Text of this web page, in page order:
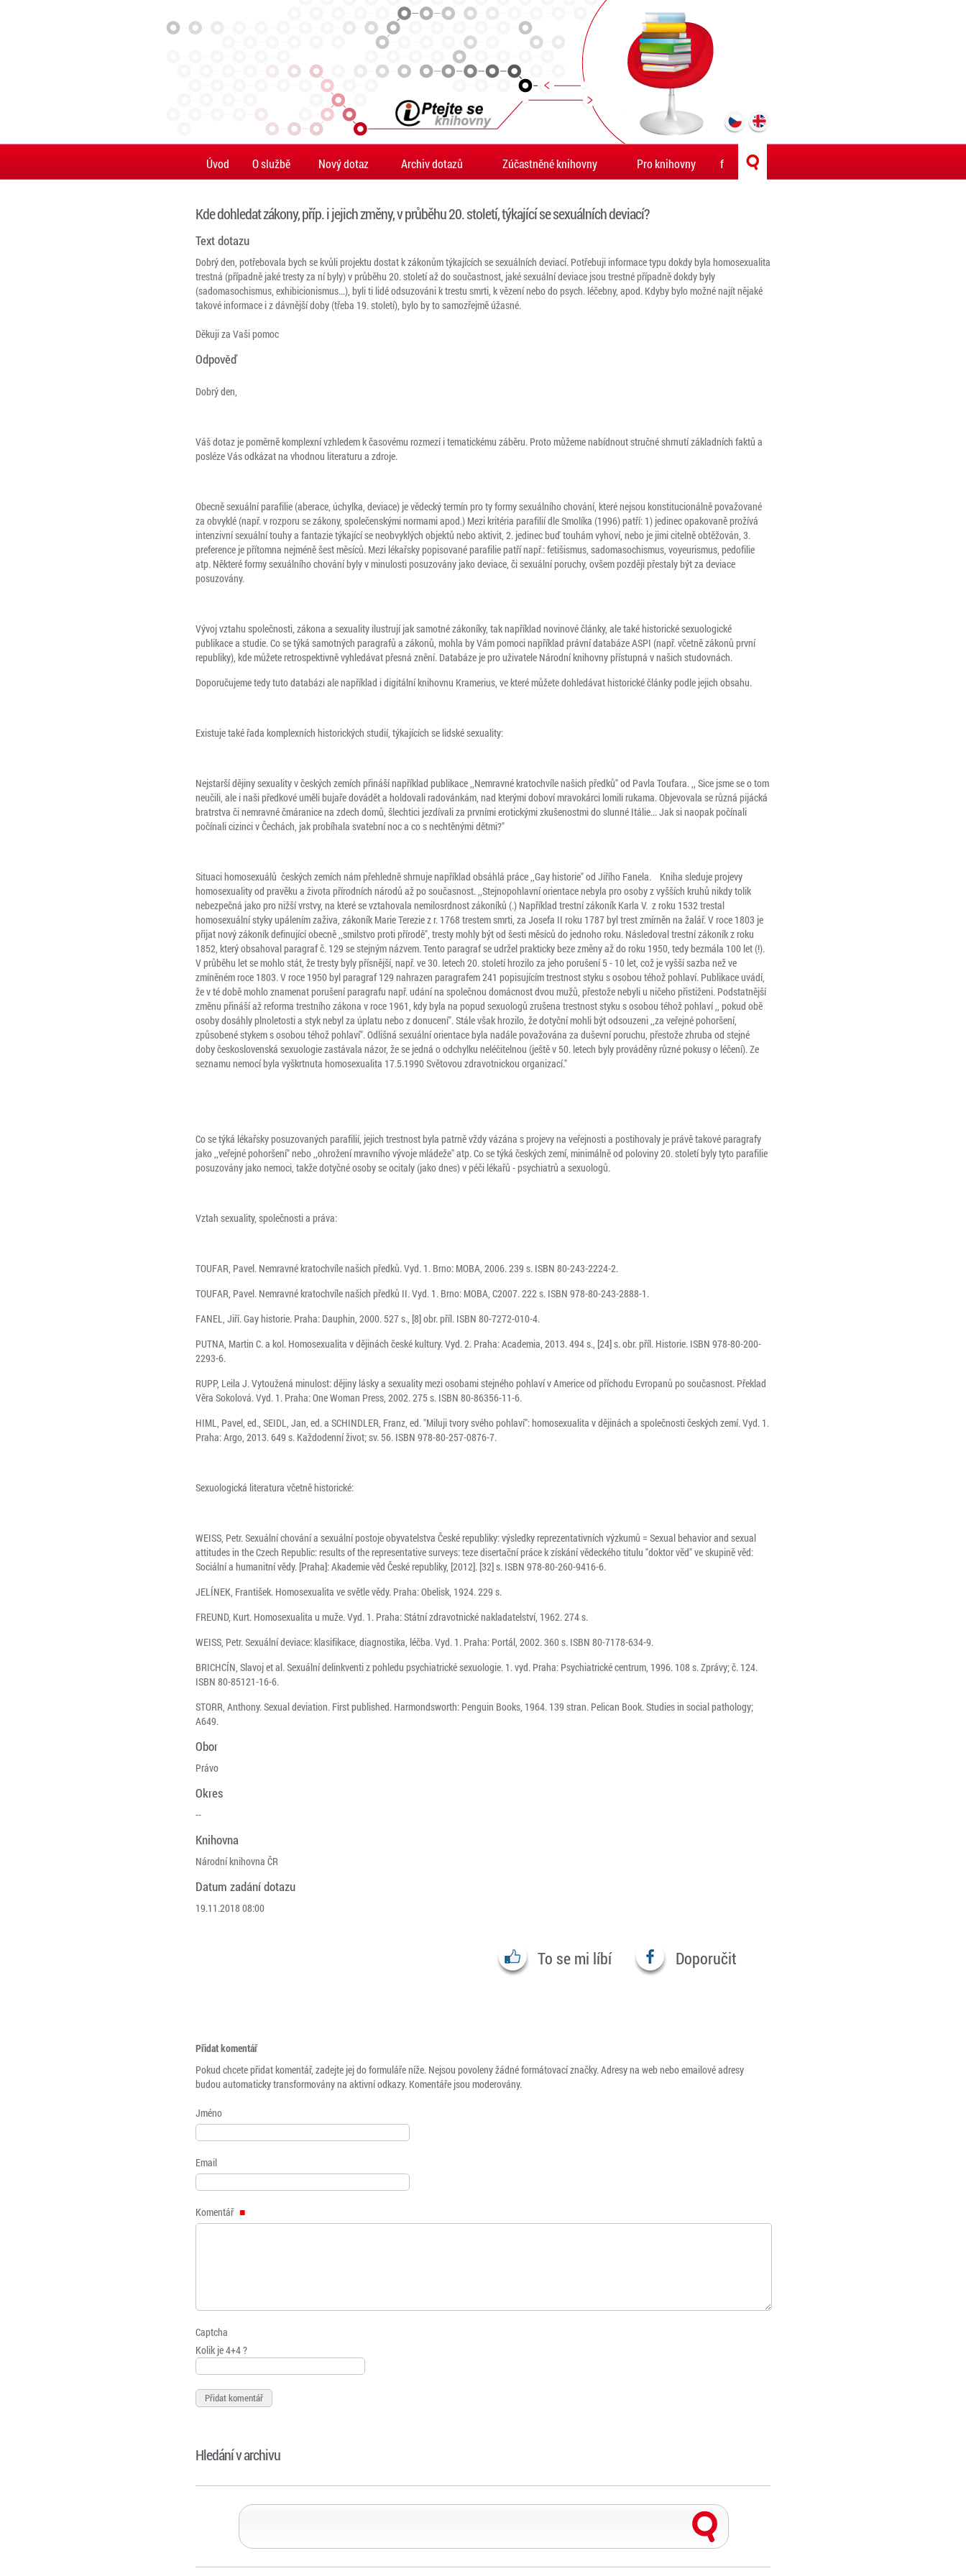
Úvod O službě Nový dotaz Archiv dotazů Zúčastněné knihovny Pro knihovny f
Kde dohledat zákony, příp. i jejich změny, v průběhu 20. století, týkající se sexuálních deviací?
Text dotazu
Dobrý den, potřebovala bych se kvůli projektu dostat k zákonům týkajících se sexuálních deviací. Potřebuji informace typu dokdy byla homosexualita
trestná (případně jaké tresty za ní byly) v průběhu 20. století až do součastnost, jaké sexuální deviace jsou trestné případně dokdy byly
(sadomasochismus, exhibicionismus...), byli ti lidé odsuzováni k trestu smrti, k vězení nebo do psych. léčebny, apod. Kdyby bylo možné najít nějaké
takové informace i z dávnější doby (třeba 19. století), bylo by to samozřejmě úžasné.
Děkuji za Vaši pomoc
Odpověď
Dobrý den,
Váš dotaz je poměrně komplexní vzhledem k časovému rozmezí i tematickému záběru. Proto můžeme nabídnout stručné shrnutí základních faktů a
posléze Vás odkázat na vhodnou literaturu a zdroje.
Obecně sexuální parafilie (aberace, úchylka, deviace) je vědecký termín pro ty formy sexuálního chování, které nejsou konstitucionálně považované
za obvyklé (např. v rozporu se zákony, společenskými normami apod.) Mezi kritéria parafilií dle Smolíka (1996) patří: 1) jedinec opakovaně prožívá
intenzivní sexuální touhy a fantazie týkající se neobvyklých objektů nebo aktivit, 2. jedinec buď touhám vyhoví, nebo je jimi citelně obtěžován, 3.
preference je přítomna nejméně šest měsíců. Mezi lékařsky popisované parafilie patří např.: fetišismus, sadomasochismus, voyeurismus, pedofilie
atp. Některé formy sexuálního chování byly v minulosti posuzovány jako deviace, či sexuální poruchy, ovšem později přestaly být za deviace
posuzovány.
Vývoj vztahu společnosti, zákona a sexuality ilustrují jak samotné zákoníky, tak například novinové články, ale také historické sexuologické
publikace a studie. Co se týká samotných paragrafů a zákonů, mohla by Vám pomoci například právní databáze ASPI (např. včetně zákonů první
republiky), kde můžete retrospektivně vyhledávat přesná znění. Databáze je pro uživatele Národní knihovny přístupná v našich studovnách.
Doporučujeme tedy tuto databázi ale například i digitální knihovnu Kramerius, ve které můžete dohledávat historické články podle jejich obsahu.
Existuje také řada komplexních historických studií, týkajících se lidské sexuality:
Nejstarší dějiny sexuality v českých zemích přináší například publikace ,,Nemravné kratochvíle našich předků" od Pavla Toufara. ,, Sice jsme se o tom
neučili, ale i naši předkové uměli bujaře dovádět a holdovali radovánkám, nad kterými doboví mravokárci lomili rukama. Objevovala se různá pijácká
bratrstva či nemravné čmáranice na zdech domů, šlechtici jezdívali za prvními erotickými zkušenostmi do slunné Itálie... Jak si naopak počínali
počínali cizinci v Čechách, jak probíhala svatební noc a co s nechtěnými dětmi?"
Situaci homosexuálů českých zemích nám přehledně shrnuje například obsáhlá práce ,,Gay historie" od Jiřího Fanela. Kniha sleduje projevy
homosexuality od pravěku a života přírodních národů až po současnost. ,,Stejnopohlavní orientace nebyla pro osoby z vyšších kruhů nikdy tolik
nebezpečná jako pro nižší vrstvy, na které se vztahovala nemilosrdnost zákoníků (.) Například trestní zákoník Karla V. z roku 1532 trestal
homosexuální styky upálením zaživa, zákoník Marie Terezie z r. 1768 trestem smrti, za Josefa II roku 1787 byl trest zmírněn na žalář. V roce 1803 je
přijat nový zákoník definující obecně ,,smilstvo proti přírodě", tresty mohly být od šesti měsíců do jednoho roku. Následoval trestní zákoník z roku
1852, který obsahoval paragraf č. 129 se stejným názvem. Tento paragraf se udržel prakticky beze změny až do roku 1950, tedy bezmála 100 let (!).
V průběhu let se mohlo stát, že tresty byly přísnější, např. ve 30. letech 20. století hrozilo za jeho porušení 5 - 10 let, což je vyšší sazba než ve
zmíněném roce 1803. V roce 1950 byl paragraf 129 nahrazen paragrafem 241 popisujícím trestnost styku s osobou téhož pohlaví. Publikace uvádí,
že v té době mohlo znamenat porušení paragrafu např. udání na společnou domácnost dvou mužů, přestože nebyli u ničeho přistiženi. Podstatnější
změnu přináší až reforma trestního zákona v roce 1961, kdy byla na popud sexuologů zrušena trestnost styku s osobou téhož pohlaví ,, pokud obě
osoby dosáhly plnoletosti a styk nebyl za úplatu nebo z donucení". Stále však hrozilo, že dotyční mohli být odsouzeni ,,za veřejné pohoršení,
způsobené stykem s osobou téhož pohlaví". Odlišná sexuální orientace byla nadále považována za duševní poruchu, přestože zhruba od stejné
doby československá sexuologie zastávala názor, že se jedná o odchylku neléčitelnou (ještě v 50. letech byly prováděny různé pokusy o léčení). Ze
seznamu nemocí byla vyškrtnuta homosexualita 17.5.1990 Světovou zdravotnickou organizací."
Co se týká lékařsky posuzovaných parafilií, jejich trestnost byla patrně vždy vázána s projevy na veřejnosti a postihovaly je právě takové paragrafy
jako ,,veřejné pohoršení" nebo ,,ohrožení mravního vývoje mládeže" atp. Co se týká českých zemí, minimálně od poloviny 20. století byly tyto parafilie
posuzovány jako nemoci, takže dotyčné osoby se ocitaly (jako dnes) v péči lékařů - psychiatrů a sexuologů.
Vztah sexuality, společnosti a práva:
TOUFAR, Pavel. Nemravné kratochvíle našich předků. Vyd. 1. Brno: MOBA, 2006. 239 s. ISBN 80-243-2224-2.
TOUFAR, Pavel. Nemravné kratochvíle našich předků II. Vyd. 1. Brno: MOBA, C2007. 222 s. ISBN 978-80-243-2888-1.
FANEL, Jiří. Gay historie. Praha: Dauphin, 2000. 527 s., [8] obr. příl. ISBN 80-7272-010-4.
PUTNA, Martin C. a kol. Homosexualita v dějinách české kultury. Vyd. 2. Praha: Academia, 2013. 494 s., [24] s. obr. příl. Historie. ISBN 978-80-200-
2293-6.
RUPP, Leila J. Vytoužená minulost: dějiny lásky a sexuality mezi osobami stejného pohlaví v Americe od příchodu Evropanů po současnost. Překlad
Věra Sokolová. Vyd. 1. Praha: One Woman Press, 2002. 275 s. ISBN 80-86356-11-6.
HIML, Pavel, ed., SEIDL, Jan, ed. a SCHINDLER, Franz, ed. "Miluji tvory svého pohlaví": homosexualita v dějinách a společnosti českých zemí. Vyd. 1.
Praha: Argo, 2013. 649 s. Každodenní život; sv. 56. ISBN 978-80-257-0876-7.
Sexuologická literatura včetně historické:
WEISS, Petr. Sexuální chování a sexuální postoje obyvatelstva České republiky: výsledky reprezentativních výzkumů = Sexual behavior and sexual
attitudes in the Czech Republic: results of the representative surveys: teze disertační práce k získání vědeckého titulu "doktor věd" ve skupině věd:
Sociální a humanitní vědy. [Praha]: Akademie věd České republiky, [2012]. [32] s. ISBN 978-80-260-9416-6.
JELÍNEK, František. Homosexualita ve světle vědy. Praha: Obelisk, 1924. 229 s.
FREUND, Kurt. Homosexualita u muže. Vyd. 1. Praha: Státní zdravotnické nakladatelství, 1962. 274 s.
WEISS, Petr. Sexuální deviace: klasifikace, diagnostika, léčba. Vyd. 1. Praha: Portál, 2002. 360 s. ISBN 80-7178-634-9.
BRICHCÍN, Slavoj et al. Sexuální delinkventi z pohledu psychiatrické sexuologie. 1. vyd. Praha: Psychiatrické centrum, 1996. 108 s. Zprávy; č. 124.
ISBN 80-85121-16-6.
STORR, Anthony. Sexual deviation. First published. Harmondsworth: Penguin Books, 1964. 139 stran. Pelican Book. Studies in social pathology;
A649.
Obor
Právo
Okres
--
Knihovna
Národní knihovna ČR
Datum zadání dotazu
19.11.2018 08:00
To se mi líbí Doporučit
Přidat komentář
Pokud chcete přidat komentář, zadejte jej do formuláře níže. Nejsou povoleny žádné formátovací značky. Adresy na web nebo emailové adresy
budou automaticky transformovány na aktivní odkazy. Komentáře jsou moderovány.
Jméno
Email
Komentář
Captcha
Kolik je 4+4 ?
Hledání v archivu